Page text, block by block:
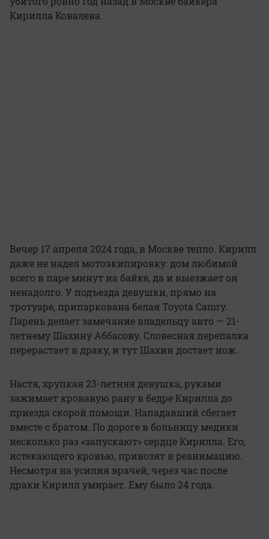
Кирилла Ковалева.
Вечер 17 апреля 2024 года, в Москве тепло. Кирилл
даже не надел мотоэкипировку: дом любимой
всего в паре минут на байке, да и выезжает он
ненадолго. У подъезда девушки, прямо на
тротуаре, припаркована белая Toyota Camry.
Парень делает замечание владельцу авто — 21-
летнему Шахину Аббасову. Словесная перепалка
перерастает в драку, и тут Шахин достает нож.
Настя, хрупкая 23-летняя девушка, руками
зажимает кровавую рану в бедре Кирилла до
приезда скорой помощи. Нападавший сбегает
вместе с братом. По дороге в больницу медики
несколько раз «запускают» сердце Кирилла. Его,
истекающего кровью, привозят в реанимацию.
Несмотря на усилия врачей, через час после
драки Кирилл умирает. Ему было 24 года.